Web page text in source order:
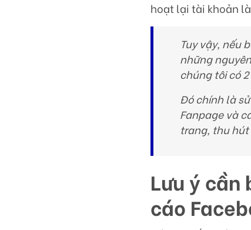
hoạt lại tài khoản
Tuy vậy, nếu
những
chúng tôi có
Đó chính là
Fanpage và
trang, thu
Lưu ý
cáo